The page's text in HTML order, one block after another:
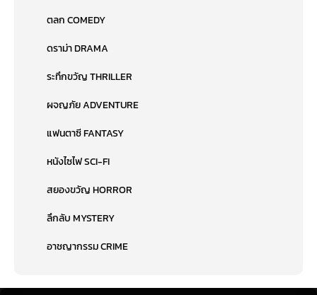
ตลก COMEDY
ดราม่า DRAMA
ระทึกขวัญ THRILLER
ผจญภัย ADVENTURE
แฟนตาซี FANTASY
หนังไซไฟ SCI-FI
สยองขวัญ HORROR
ลึกลับ MYSTERY
อาชญากรรม CRIME